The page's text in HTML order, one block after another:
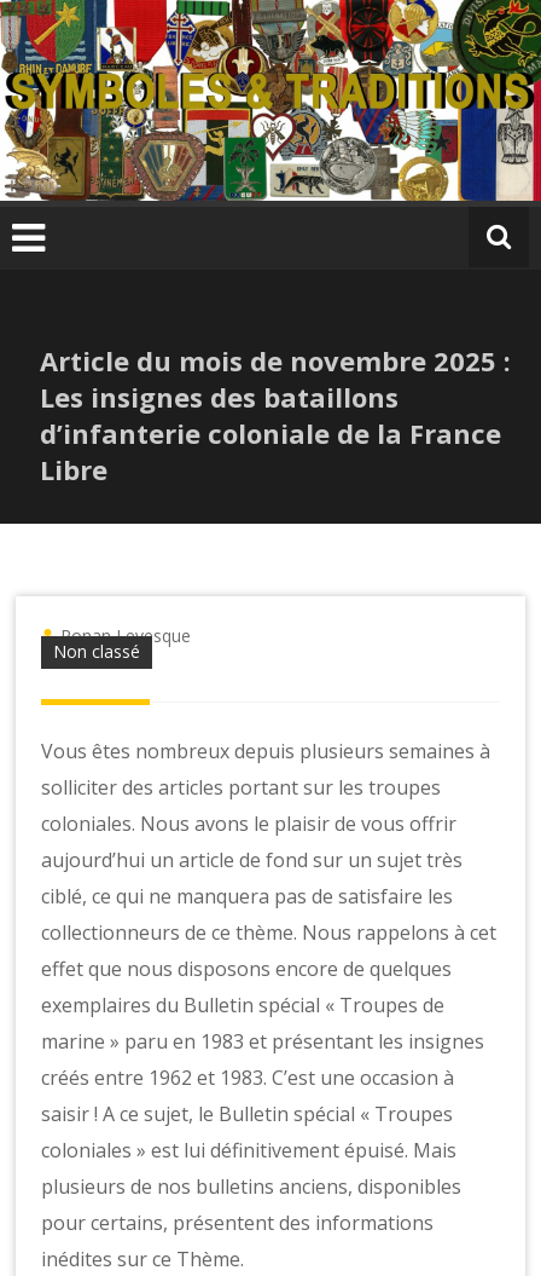
Skip
to
content
S
y
s
&
T
r
a
di
ti
s
Article du mois de novembre 2025 :
Les insignes des bataillons
d’infanterie coloniale de la France
Libre
Non classé
Ronan Levesque
Vous êtes nombreux depuis plusieurs semaines à
solliciter des articles portant sur les troupes
coloniales. Nous avons le plaisir de vous offrir
aujourd’hui un article de fond sur un sujet très
ciblé, ce qui ne manquera pas de satisfaire les
collectionneurs de ce thème. Nous rappelons à cet
effet que nous disposons encore de quelques
exemplaires du Bulletin spécial « Troupes de
marine » paru en 1983 et présentant les insignes
créés entre 1962 et 1983. C’est une occasion à
saisir ! A ce sujet, le Bulletin spécial « Troupes
coloniales » est lui définitivement épuisé. Mais
plusieurs de nos bulletins anciens, disponibles
pour certains, présentent des informations
inédites sur ce Thème.